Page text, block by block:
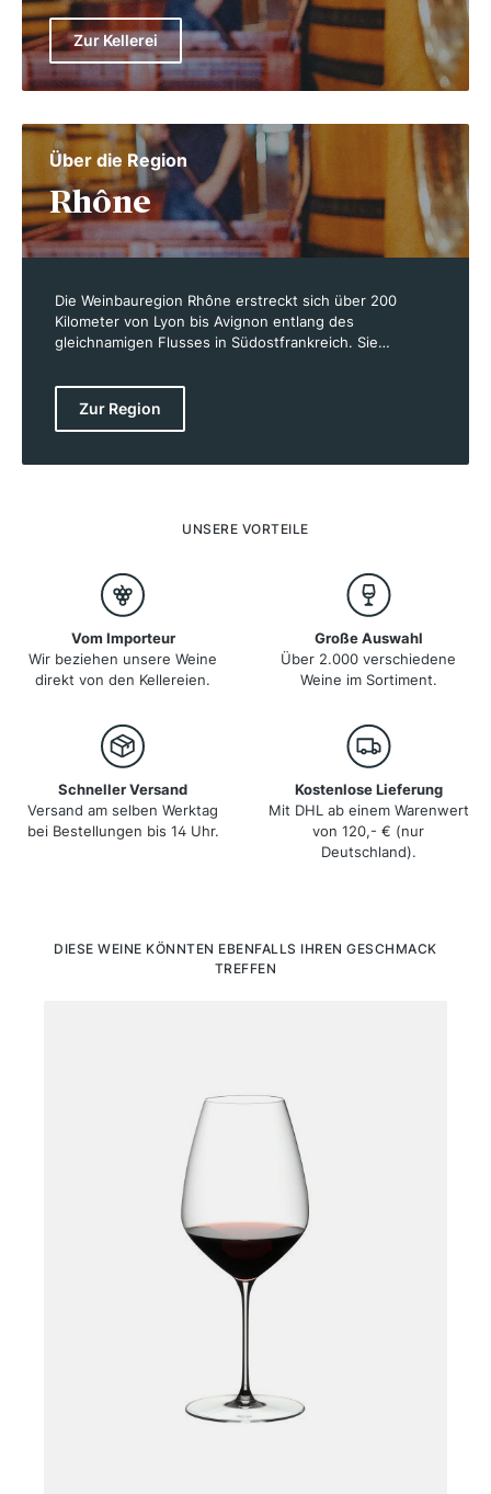
Zur Kellerei
Über die Region
Rhône
Die Weinbauregion Rhône erstreckt sich über 200
Kilometer von Lyon bis Avignon entlang des
gleichnamigen Flusses in Südostfrankreich. Sie
Départements Ardèche, Drôme, Gard, Loire, Rhône und
Vaucluse verteilen. Die Region wird in zwei Abschnitte
mediterrane Bedingungen herrschen. Die Rhône ist
weltweit geschätzt. Zu den wichtigsten Rebsorten
Zur Region
UNSERE VORTEILE
Vom Importeur
Wir beziehen unsere Weine
direkt von den Kellereien.
Große Auswahl
Über 2.000 verschiedene
Weine im Sortiment.
Schneller Versand
Versand am selben Werktag
bei Bestellungen bis 14 Uhr.
Kostenlose Lieferung
Mit DHL ab einem Warenwert
von 120,- € (nur
Deutschland).
Produktgalerie überspringen
DIESE WEINE KÖNNTEN EBENFALLS IHREN GESCHMACK
TREFFEN